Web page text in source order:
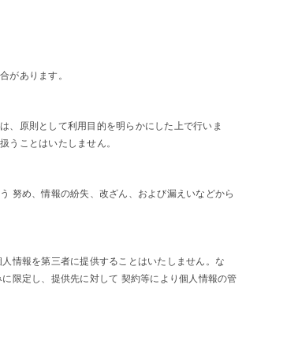
があります。
、原則として利用目的を明らかにした上で行いま
うことはいたしません。
努め、情報の紛失、改ざん、および漏えいなどから
情報を第三者に提供することはいたしません。な
限定し、提供先に対して 契約等により個人情報の管